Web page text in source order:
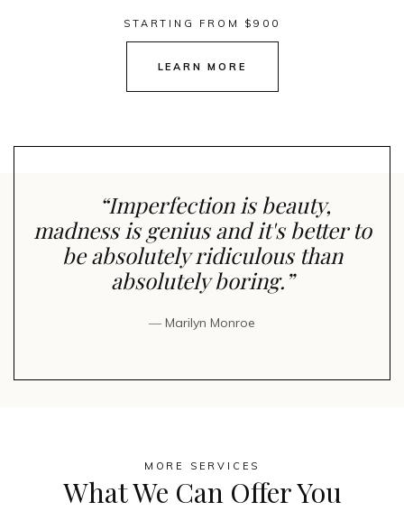
STARTING FROM $900
LEARN MORE
“Imperfection is beauty,
madness is genius and it's better to
be absolutely ridiculous than
absolutely boring.”
― Marilyn Monroe
MORE SERVICES
What We Can Offer You